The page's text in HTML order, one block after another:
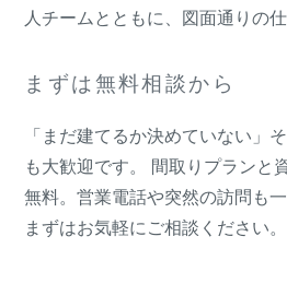
人チームとともに、図面通りの
まずは無料相談から
「まだ建てるか決めていない」
も大歓迎です。 間取りプランと
無料。営業電話や突然の訪問も
まずはお気軽にご相談ください。